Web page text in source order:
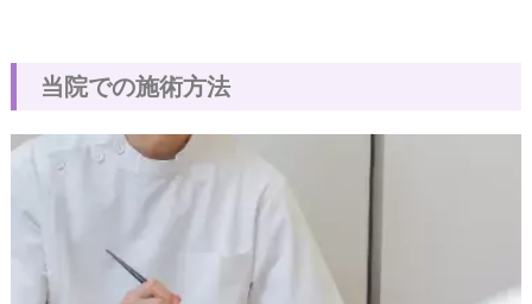
当 院での施術方法